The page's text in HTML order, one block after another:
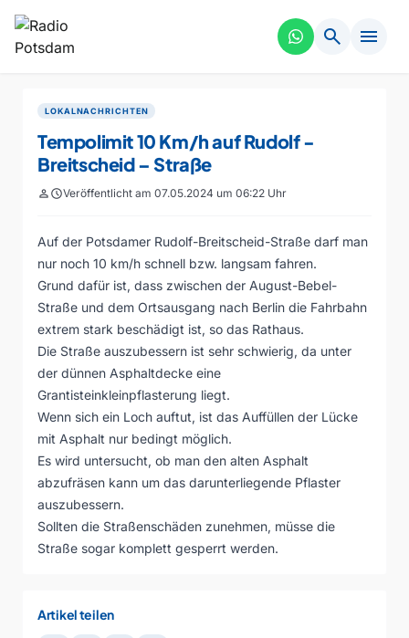
search menu
LOKALNACHRICHTEN
Tempolimit 10 Km/h auf Rudolf -
Breitscheid – Straße
personscheduleVeröffentlicht am 07.05.2024 um 06:22 Uhr
Auf der Potsdamer Rudolf-Breitscheid-Straße darf man
nur noch 10 km/h schnell bzw. langsam fahren.
Grund dafür ist, dass zwischen der August-Bebel-
Straße und dem Ortsausgang nach Berlin die Fahrbahn
extrem stark beschädigt ist, so das Rathaus.
Die Straße auszubessern ist sehr schwierig, da unter
der dünnen Asphaltdecke eine
Grantisteinkleinpflasterung liegt.
Wenn sich ein Loch auftut, ist das Auffüllen der Lücke
mit Asphalt nur bedingt möglich.
Es wird untersucht, ob man den alten Asphalt
abzufräsen kann um das darunterliegende Pflaster
auszubessern.
Sollten die Straßenschäden zunehmen, müsse die
Straße sogar komplett gesperrt werden.
Artikel teilen